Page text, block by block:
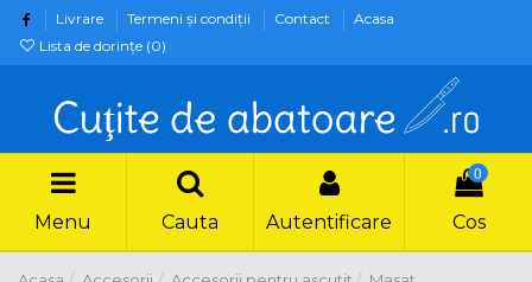
Livrare Termeni şi condiţii Contact
Acasa
Lista de dorințe (0)
Menu Cauta Autentificare
0
Cos